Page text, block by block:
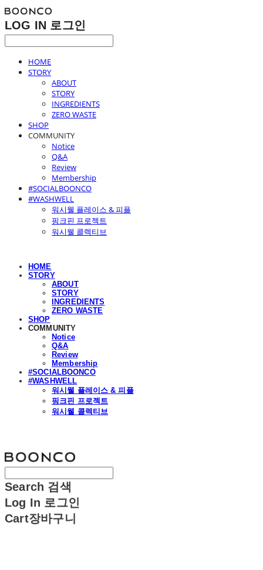
LOG IN 로그인
HOME
STORY
ABOUT
STORY
INGREDIENTS
ZERO WASTE
SHOP
COMMUNITY
Notice
Q&A
Review
Membership
#SOCIALBOONCO
#WASHWELL
워시웰 플레이스 & 피플
핑크핀 프로젝트
워시웰 콜렉티브
HOME
STORY
ABOUT
STORY
INGREDIENTS
ZERO WASTE
SHOP
COMMUNITY
Notice
Q&A
Review
Membership
#SOCIALBOONCO
#WASHWELL
워시웰 플레이스 & 피플
핑크핀 프로젝트
워시웰 콜렉티브
Search 검색
Log In 로그인
Cart장바구니